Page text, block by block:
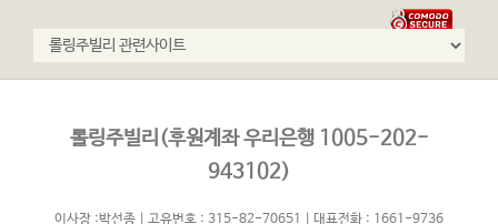
롤링주빌리(후원계좌 우리은행 1005-202-
943102)
이사장 :박선종 | 고유번호 : 315-82-70651 | 대표전화 : 1661-9736